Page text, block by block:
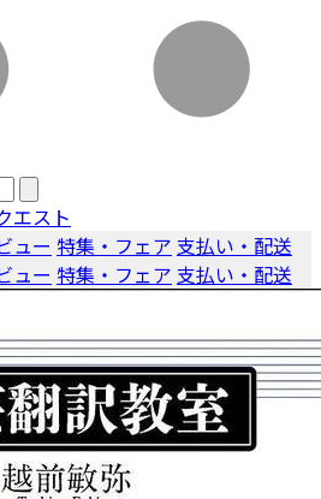
エスト
ュー 特集・フェア 支払い・配送
ュー 特集・フェア 支払い・配送